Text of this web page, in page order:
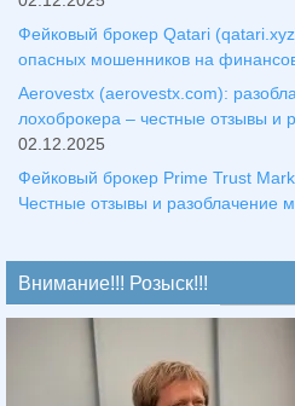
Фейковый брокер Qatari
опасных мошенников на
Aerovestx (aerovestx.com):
лохоброкера – честные отзывы и
02.12.2025
Фейковый брокер Prime Trust
Честные отзывы и разоблачение
Внимание!!! Розыск!!!